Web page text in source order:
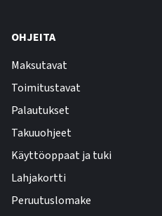
OHJEITA
Maksutavat
Toimitustavat
Palautukset
Takuuohjeet
Käyttöoppaat ja tuki
Lahjakortti
Peruutuslomake